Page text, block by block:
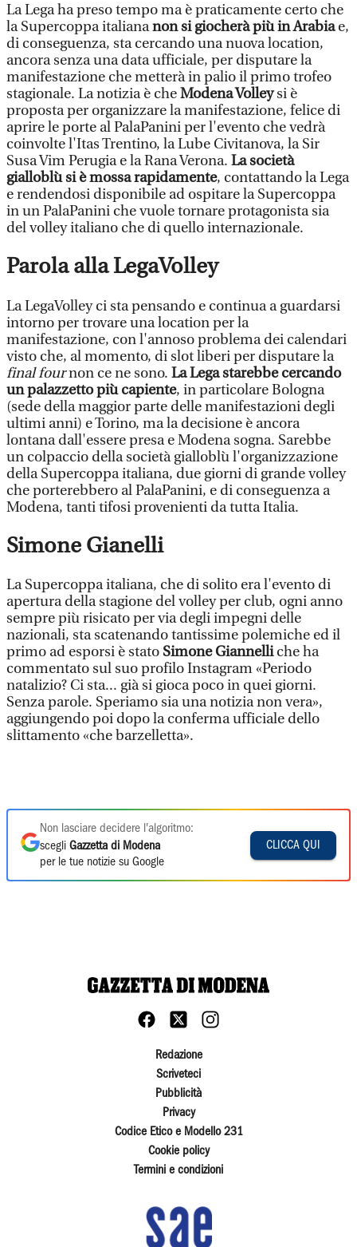
La Lega ha preso tempo ma è praticamente certo che
la Supercoppa italiananon si giocherà più in Arabiae,
di conseguenza, sta cercando una nuova location,
ancora senza una data ufficiale, per disputare la
manifestazione che metterà in palio il primo trofeo
stagionale. La notizia è cheModena Volleysi è
proposta per organizzare la manifestazione, felice di
aprire le porte al PalaPanini per l'evento che vedrà
coinvolte l'Itas Trentino, la Lube Civitanova, la Sir
Susa Vim Perugia e la Rana Verona. La società
gialloblù si è mossa rapidamente, contattando la Lega
e rendendosi disponibile ad ospitare la Supercoppa
in un PalaPanini che vuole tornare protagonista sia
del volley italiano che di quello internazionale.
Parola alla LegaVolley
La LegaVolley ci sta pensando e continua a guardarsi
intorno per trovare una location per la
manifestazione, con l'annoso problema dei calendari
visto che, al momento, di slot liberi per disputare la
final fournon ce ne sono. La Lega starebbe cercando
un palazzetto più capiente, in particolare Bologna
(sede della maggior parte delle manifestazioni degli
ultimi anni) e Torino, ma la decisione è ancora
lontana dall'essere presa e Modena sogna. Sarebbe
un colpaccio della società gialloblù l'organizzazione
della Supercoppa italiana, due giorni di grande volley
che porterebbero al PalaPanini, e di conseguenza a
Modena, tanti tifosi provenienti da tutta Italia.
Simone Gianelli
La Supercoppa italiana, che di solito era l'evento di
apertura della stagione del volley per club, ogni anno
sempre più risicato per via degli impegni delle
nazionali, sta scatenando tantissime polemiche ed il
primo ad esporsi è stato Simone Giannelliche ha
commentato sul suo profilo Instagram «Periodo
natalizio? Ci sta... già si gioca poco in quei giorni.
Senza parole. Speriamo sia una notizia non vera»,
aggiungendo poi dopo la conferma ufficiale dello
slittamento «che barzelletta».
Non lasciare decidere l'algoritmo:
scegli Gazzetta di Modena
per le tue notizie su Google
CLICCA QUI
Redazione
Scriveteci
Pubblicità
Privacy
Codice Etico e Modello 231
Cookie policy
Termini e condizioni